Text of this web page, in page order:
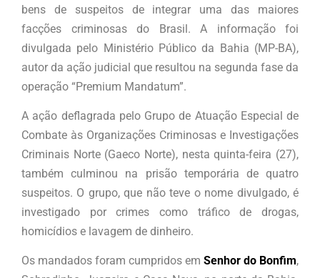
bens de suspeitos de integrar uma das maiores
facções criminosas do Brasil. A informação foi
divulgada pelo Ministério Público da Bahia (MP-BA),
autor da ação judicial que resultou na segunda fase da
operação “Premium Mandatum”.
A ação deflagrada pelo Grupo de Atuação Especial de
Combate às Organizações Criminosas e Investigações
Criminais Norte (Gaeco Norte), nesta quinta-feira (27),
também culminou na prisão temporária de quatro
suspeitos. O grupo, que não teve o nome divulgado, é
investigado por crimes como tráfico de drogas,
homicídios e lavagem de dinheiro.
Os mandados foram cumpridos em Senhor do Bonfim,